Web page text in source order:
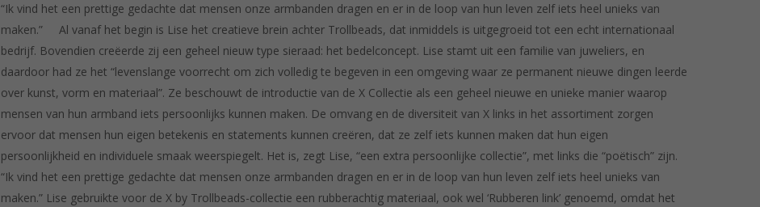
“Ik vind het een prettige gedachte dat mensen onze armbanden dragen en er in de loop van hun leven zelf iets heel unieks van
maken.” Al vanaf het begin is Lise het creatieve brein achter Trollbeads, dat inmiddels is uitgegroeid tot een echt internationaal
bedrijf. Bovendien creëerde zij een geheel nieuw type sieraad: het bedelconcept. Lise stamt uit een familie van juweliers, en
daardoor had ze het “levenslange voorrecht om zich volledig te begeven in een omgeving waar ze permanent nieuwe dingen leerde
over kunst, vorm en materiaal”. Ze beschouwt de introductie van de X Collectie als een geheel nieuwe en unieke manier waarop
mensen van hun armband iets persoonlijks kunnen maken. De omvang en de diversiteit van X links in het assortiment zorgen
ervoor dat mensen hun eigen betekenis en statements kunnen creëren, dat ze zelf iets kunnen maken dat hun eigen
persoonlijkheid en individuele smaak weerspiegelt. Het is, zegt Lise, “een extra persoonlijke collectie”, met links die “poëtisch” zijn.
“Ik vind het een prettige gedachte dat mensen onze armbanden dragen en er in de loop van hun leven zelf iets heel unieks van
maken.” Lise gebruikte voor de X by Trollbeads-collectie een rubberachtig materiaal, ook wel ‘Rubberen link’ genoemd, omdat het